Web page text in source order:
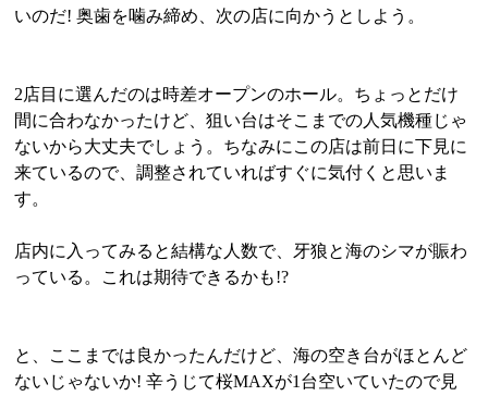
いのだ! 奥歯を噛み締め、次の店に向かうとしよう。
2店目に選んだのは時差オープンのホール。ちょっとだけ
間に合わなかったけど、狙い台はそこまでの人気機種じゃ
ないから大丈夫でしょう。ちなみにこの店は前日に下見に
来ているので、調整されていればすぐに気付くと思いま
す。
店内に入ってみると結構な人数で、牙狼と海のシマが賑わ
っている。これは期待できるかも!?
と、ここまでは良かったんだけど、海の空き台がほとんど
ないじゃないか! 辛うじて桜MAXが1台空いていたので見